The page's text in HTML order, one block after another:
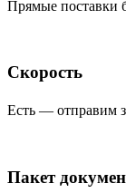
Прямые поставки
Скорость
Есть — отправим
Пакет